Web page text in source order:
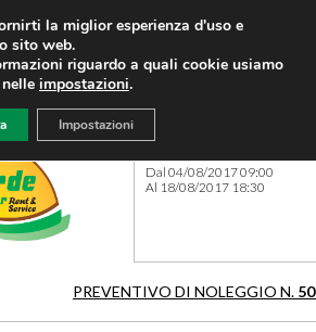
Dal 04/08/2017 09:00
Al 18/08/2017 18:30
PREVENTIVO DI NOLEGGIO N.
la miglior esperienza d'uso e
sito web.
riguardo a quali cookie usiamo
impostazioni.
Impostazioni